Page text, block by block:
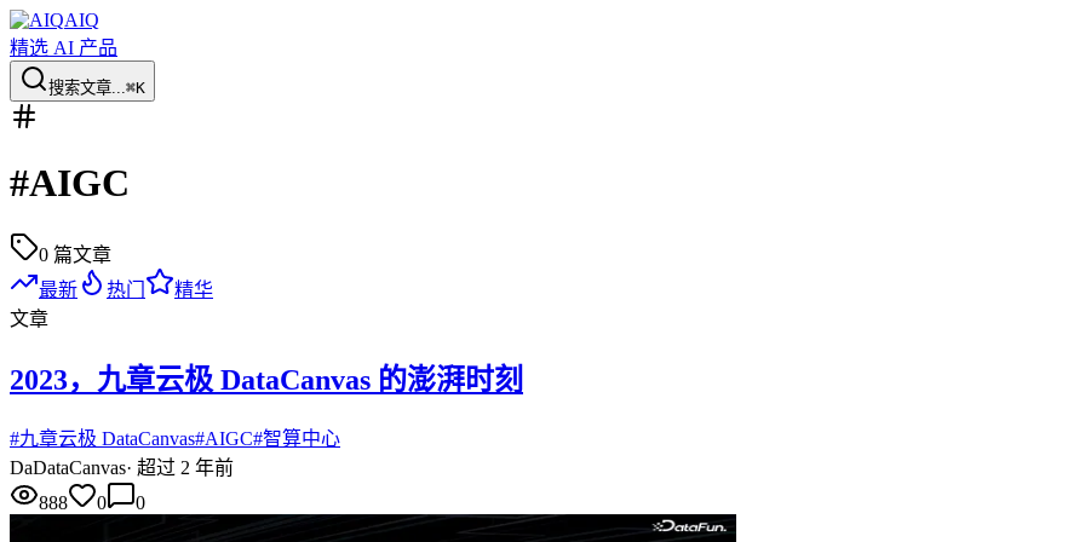
AIQ
精选 AI 产品
搜索文章...⌘K
#AIGC
0 篇文章
最新
热门
精华
文章
2023，九章云极 DataCanvas 的澎湃时刻
#九章云极 DataCanvas#AIGC#智算中心
DaDataCanvas· 超过 2 年前
888
0 0